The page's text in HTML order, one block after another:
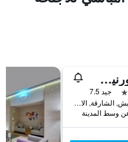
فندق كورنيش الشارقة
جيد 7.5
طريق الكورنيش, الشارقة, الامارات العربية المتحدة